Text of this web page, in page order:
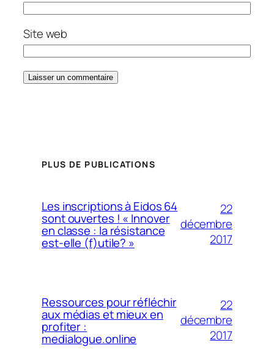
Site web
PLUS DE PUBLICATIONS
Les inscriptions à Eidos 64
sont ouvertes ! « Innover
en classe : la résistance
est-elle (f)utile? »
22
décembre
2017
Ressources pour réfléchir
aux médias et mieux en
profiter :
medialogue.online
22
décembre
2017